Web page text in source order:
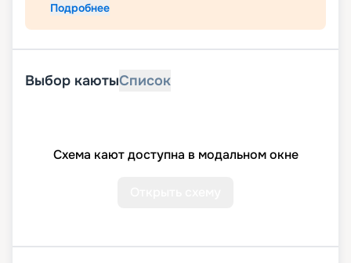
Подробнее
Выбор каютыСписок
Схема кают доступна в модальном окне